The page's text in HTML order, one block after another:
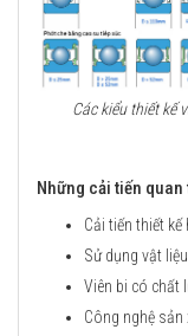
Các kiểu thiết kế
Những cải tiến
Cải tiến thiết kế
Sử dụng vật
Viên bi có chất
Công nghệ sản